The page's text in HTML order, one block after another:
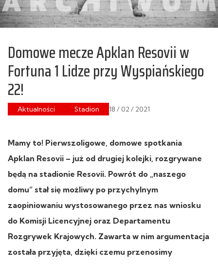
Domowe mecze Apklan Resovii w
Fortuna 1 Lidze przy Wyspiańskiego
22!
Aktualności Stadion 18 / 02 / 2021
Mamy to! Pierwszoligowe, domowe spotkania
Apklan Resovii – już od drugiej kolejki, rozgrywane
będą na stadionie Resovii. Powrót do „naszego
domu” stał się możliwy po przychylnym
zaopiniowaniu wystosowanego przez nas wniosku
do Komisji Licencyjnej oraz Departamentu
Rozgrywek Krajowych. Zawarta w nim argumentacja
została przyjęta, dzięki czemu przenosimy